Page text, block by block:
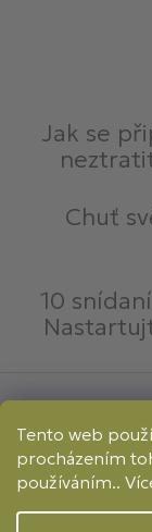
Tento web
procházením
používáním..
Jak se
Chuť
10